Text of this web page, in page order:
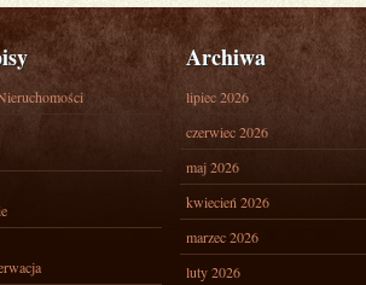
Archiwa
lipiec 2026
czerwiec 2026
maj 2026
kwiecień 2026
marzec 2026
luty 2026